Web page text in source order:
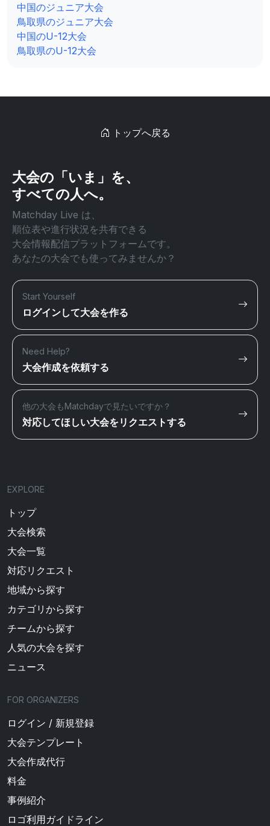
中国のジュニア大会
鳥取県のジュニア大会
中国のU-12大会
鳥取県のU-12大会
トップへ戻る
大会の「いま」を、
すべての人へ。
Matchday Live は、
順位表や進行状況を共有できる
大会情報配信プラットフォームです。
あなたの大会でも使ってみませんか？
Start Yourself
ログインして大会を作る
Need Help?
大会作成を依頼する
他の大会もMatchdayで見たいですか？
対応してほしい大会をリクエストする
EXPLORE
トップ
大会検索
大会一覧
対応リクエスト
地域から探す
カテゴリから探す
チームから探す
人気の大会を探す
ニュース
FOR ORGANIZERS
ログイン / 新規登録
大会テンプレート
大会作成代行
料金
事例紹介
ロゴ利用ガイドライン